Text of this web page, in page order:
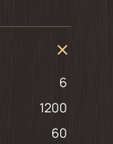
6
1200
60